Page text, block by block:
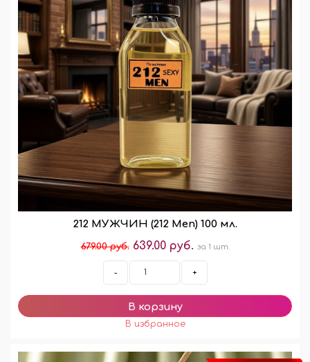
212 МУЖЧИН (212 Men) 100 мл.
679.00 руб. 639.00 руб. за 1 шт.
- +